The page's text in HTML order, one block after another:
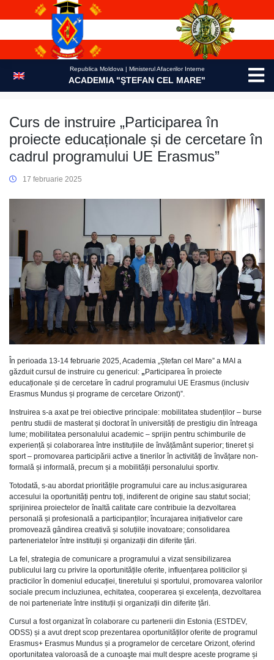
Republica Moldova | Ministerul Afacerilor Interne
ACADEMIA "ŞTEFAN CEL MARE"
Curs de instruire „Participarea în
proiecte educaționale și de cercetare în
cadrul programului UE Erasmus”
17 februarie 2025
În perioada 13-14 februarie 2025, Academia „Ștefan cel Mare” a MAI a
găzduit cursul de instruire cu genericul: „Participarea în proiecte
educaționale și de cercetare în cadrul programului UE Erasmus (inclusiv
Erasmus Mundus și programe de cercetare Orizont)”.
Instruirea s-a axat pe trei obiective principale: mobilitatea studenților – burse
pentru studii de masterat și doctorat în universități de prestigiu din întreaga
lume; mobilitatea personalului academic – sprijin pentru schimburile de
experiență și colaborarea între instituțiile de învățământ superior; tineret și
sport – promovarea participării active a tinerilor în activități de învățare non-
formală și informală, precum și a mobilității personalului sportiv.
Totodată, s-au abordat prioritățile programului care au inclus:asigurarea
accesului la oportunități pentru toți, indiferent de origine sau statut social;
sprijinirea proiectelor de înaltă calitate care contribuie la dezvoltarea
personală și profesională a participanților; încurajarea inițiativelor care
promovează gândirea creativă și soluțiile inovatoare; consolidarea
parteneriatelor între instituții și organizații din diferite țări.
La fel, strategia de comunicare a programului a vizat sensibilizarea
publicului larg cu privire la oportunitățile oferite, influențarea politicilor și
practicilor în domeniul educației, tineretului și sportului, promovarea valorilor
sociale precum incluziunea, echitatea, cooperarea și excelența, dezvoltarea
de noi parteneriate între instituții și organizații din diferite țări.
Cursul a fost organizat în colaborare cu partenerii din Estonia (ESTDEV,
ODSS) și a avut drept scop prezentarea oportunităților oferite de programul
Erasmus+ Erasmus Mundus și a programelor de cercetare Orizont, oferind
oportunitatea valoroasă de a cunoaşte mai mult despre aceste programe și